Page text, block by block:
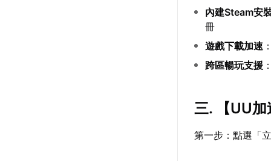
內建Steam安
冊
遊戲下載加速
跨區暢玩支援
三. 【UU加
第一步：點選「